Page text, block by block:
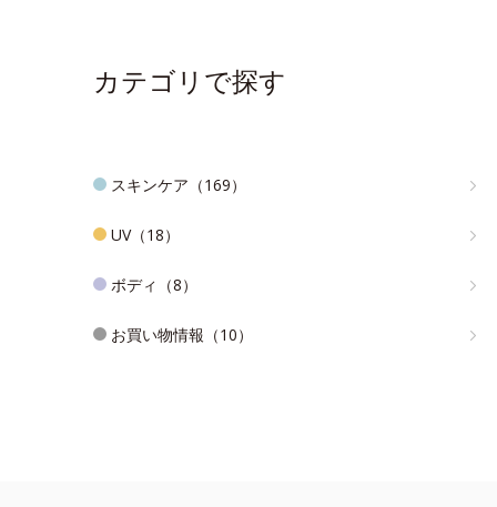
カテゴリで探す
スキンケア（169）
UV（18）
ボディ（8）
お買い物情報（10）